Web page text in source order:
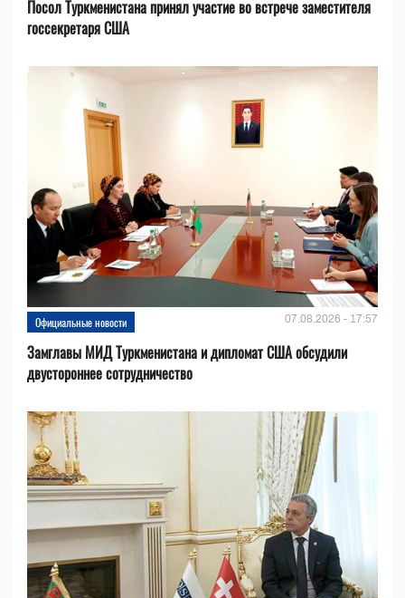
Посол Туркменистана принял участие во встрече заместителя
госсекретаря США
Официальные новости 07.08.2026 - 17:57
Замглавы МИД Туркменистана и дипломат США обсудили
двустороннее сотрудничество